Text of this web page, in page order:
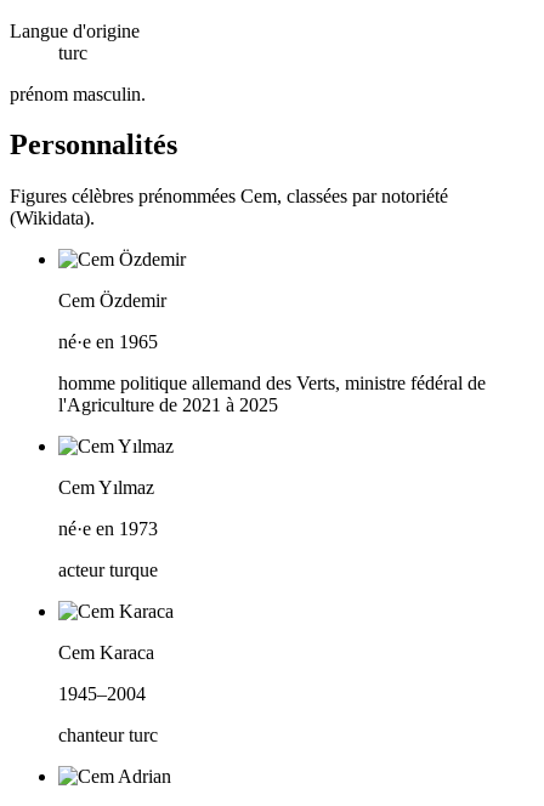
Langue d'origine
turc
prénom masculin.
Personnalités
Figures célèbres prénommées Cem, classées par notoriété
(Wikidata).
Cem Özdemir
né·e en 1965
homme politique allemand des Verts, ministre fédéral de
l'Agriculture de 2021 à 2025
Cem Yılmaz
né·e en 1973
acteur turque
Cem Karaca
1945–2004
chanteur turc